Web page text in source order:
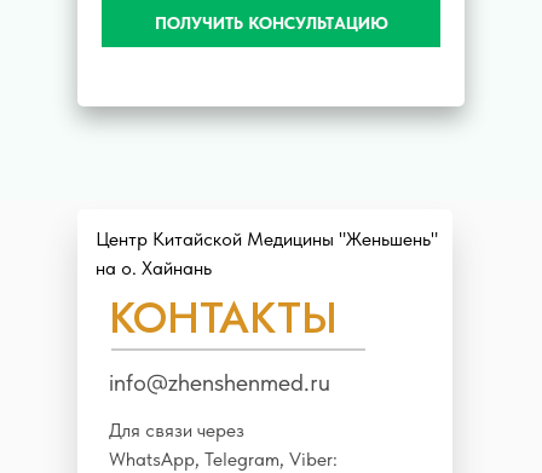
ПОЛУЧИТЬ КОНСУЛЬТАЦИЮ
КОНТАКТЫ
info@zhenshenmed.ru
Центр Китайской Медицины "Женьшень"
на о. Хайнань
Для связи через
WhatsApp, Telegram, Viber: